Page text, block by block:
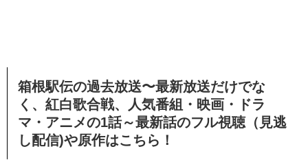
箱根駅伝の過去放送〜最新放送だけでな
く、 紅白歌合戦、
人気番組・映画・ドラ
マ・アニメの1話～最新話のフル視聴（見逃
し配信)や原作はこちら！